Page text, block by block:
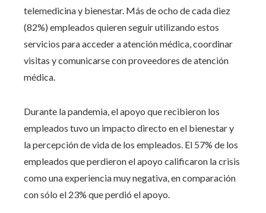
telemedicina y bienestar. Más de ocho de cada diez
(82%) empleados quieren seguir utilizando estos
servicios para acceder a atención médica, coordinar
visitas y comunicarse con proveedores de atención
médica.
Durante la pandemia, el apoyo que recibieron los
empleados tuvo un impacto directo en el bienestar y
la percepción de vida de los empleados. El 57% de los
empleados que perdieron el apoyo calificaron la crisis
como una experiencia muy negativa, en comparación
con sólo el 23% que perdió el apoyo.